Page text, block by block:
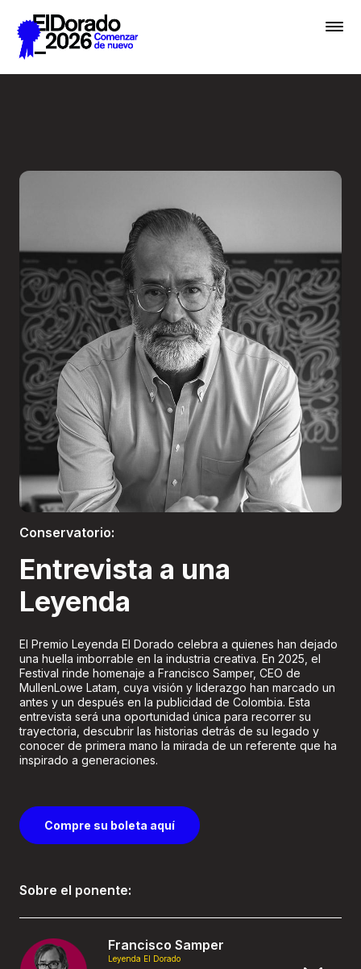
Saltar al contenido principal
Inscribir
Boletería
Conservatorio:
Entrevista a una
Leyenda
El Premio Leyenda El Dorado celebra a quienes han dejado
una huella imborrable en la industria creativa. En 2025, el
Festival rinde homenaje a Francisco Samper, CEO de
MullenLowe Latam, cuya visión y liderazgo han marcado un
antes y un después en la publicidad de Colombia. Esta
entrevista será una oportunidad única para recorrer su
trayectoria, descubrir las historias detrás de su legado y
conocer de primera mano la mirada de un referente que ha
inspirado a generaciones.
Compre su boleta aquí
Sobre el ponente:
Francisco Samper
Leyenda El Dorado